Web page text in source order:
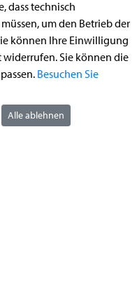
online)
dass technisch
um den Betrieb der
können Ihre Einwilligung
Sie können die
Besuchen Sie
Alle ablehnen